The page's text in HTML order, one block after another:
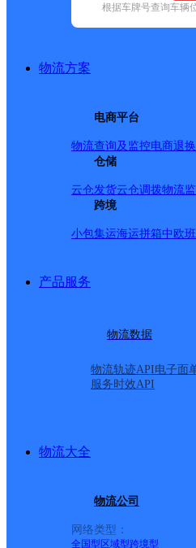
根据车牌号查询车辆
物流方案
电商平台
物流查询及监控电商退
仓储
云仓发货云仓调拨物流
跨境
小包集运海运拼箱中欧
产品服务
物流数据
物流轨迹API电子面
服务时效API
物流大全
物流公司
网络类型：
全国型 区域型跨境型
所属快递：圆通速递
所属区域：辽宁省-本溪市
网点地址：辽宁省本溪市本溪
网点负责人：